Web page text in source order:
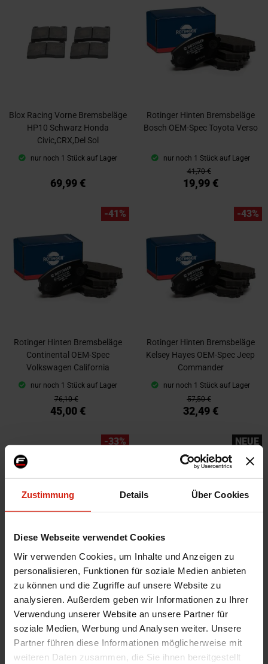
Zustimmung Details Über Cookies
Diese Webseite verwendet Cookies
Wir verwenden Cookies, um Inhalte und Anzeigen zu
personalisieren, Funktionen für soziale Medien anbieten
zu können und die Zugriffe auf unsere Website zu
analysieren. Außerdem geben wir Informationen zu Ihrer
Verwendung unserer Website an unsere Partner für
soziale Medien, Werbung und Analysen weiter. Unsere
Partner führen diese Informationen möglicherweise mit
weiteren Daten zusammen, die Sie ihnen bereitgestellt
Blox Racing Vorne Bremsbeläge
HP10 Schwarz Honda
Civic,CRX,Del Sol
nur noch 1 Stück auf Lager
69,99 €
Rotinger Hinten Bremsbeläge
Bosch OEM-Spec Toyota Verso
nur noch 1 Stück auf Lager
41,70 €
19,99 €
-41%
Rotinger Hinten Bremsbeläge
Continental OEM-Spec
Volkswagen California
nur noch 1 Stück auf Lager
76,10 €
45,00 €
-43%
Rotinger Hinten Bremsbeläge
Kelsey Hayes OEM-Spec Jeep
Commander
nur noch 1 Stück auf Lager
57,50 €
32,49 €
-33%
Rotinger Vorne Bremsbeläge
Akebono OEM-Spec Jeep
Commander
nur noch 1 Stück auf Lager
80,10 €
54,00 €
NEUE
EBC Hinten Bremsbeläge
Yellowstuff Ford Orion
nur noch 2 Stück auf Lager
121,00 €
108,90 €